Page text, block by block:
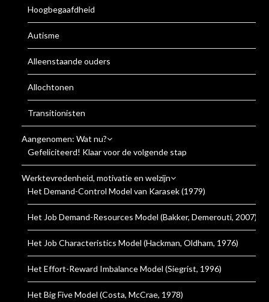
Hoogbegaafdheid
Autisme
Alleenstaande ouders
Allochtonen
Transitionisten
Aangenomen: Wat nu?
Gefeliciteerd! Klaar voor de volgende stap
Werktevredenheid, motivatie en welzijn
Het Demand-Control Model van Karasek (1979)
Het Job Demand-Resources Model (Bakker, Demerouti, 2007)
Het Job Characteristics Model (Hackman, Oldham, 1976)
Het Effort-Reward Imbalance Model (Siegrist, 1996)
Het Big Five Model (Costa, McCrae, 1978)